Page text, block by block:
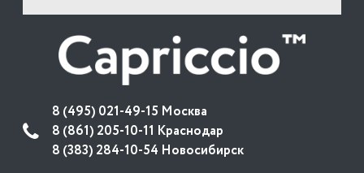
8 (495) 021-49-15 Москва
8 (861) 205-10-11 Краснодар
8 (383) 284-10-54 Новосибирск